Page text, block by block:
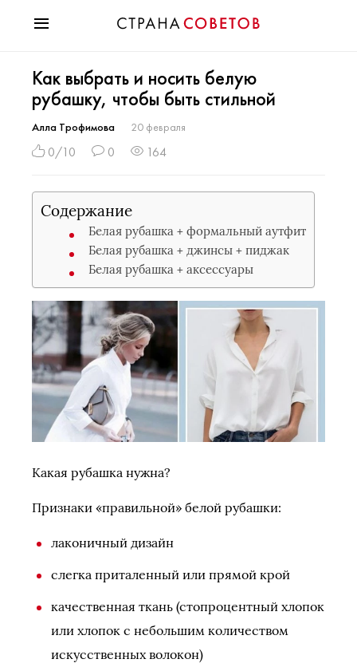
Мода
Звезды
Гороскопы
Здоровье
Хобби
Разное
Праздники
Как выбрать и носить белую
рубашку, чтобы быть стильной
Алла Трофимова 20 февраля
0/10 0 164
Содержание
Белая рубашка + формальный аутфит
Белая рубашка + джинсы + пиджак
Белая рубашка + аксессуары
Какая рубашка нужна?
Признаки «правильной» белой рубашки:
лаконичный дизайн
слегка приталенный или прямой крой
качественная ткань (стопроцентный хлопок
или хлопок с небольшим количеством
искусственных волокон)